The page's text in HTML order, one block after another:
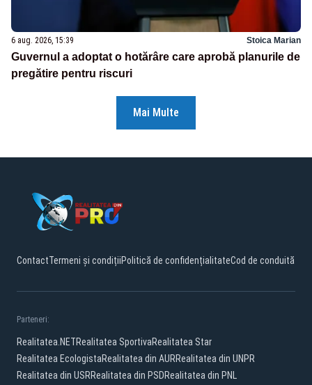
6 aug. 2026, 15:39 Stoica Marian
Guvernul a adoptat o hotărâre care aprobă planurile de
pregătire pentru riscuri
Mai Multe
ContactTermeni și condițiiPolitică de confidențialitateCod de conduită
Parteneri:
Realitatea.NETRealitatea SportivaRealitatea Star
Realitatea EcologistaRealitatea din AURRealitatea din UNPR
Realitatea din USRRealitatea din PSDRealitatea din PNL